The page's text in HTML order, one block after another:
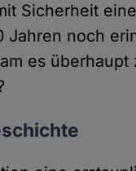
Sicherheit
Jahren noch
es überhaupt